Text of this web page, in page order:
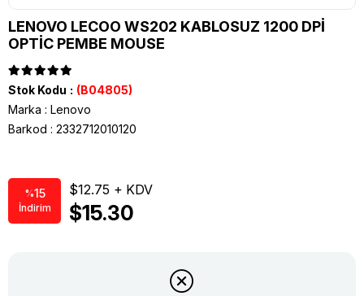
LENOVO LECOO WS202 KABLOSUZ 1200 DPİ
OPTİC PEMBE MOUSE
Stok Kodu
(B04805)
Marka : Lenovo
Barkod : 2332712010120
%15
İndirim
$12.75
$15.30